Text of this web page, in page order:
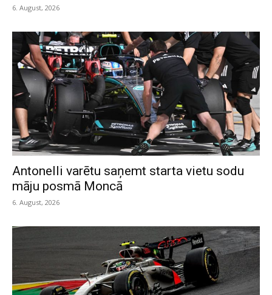
6. August, 2026
Antonelli varētu saņemt starta vietu sodu
māju posmā Moncā
6. August, 2026